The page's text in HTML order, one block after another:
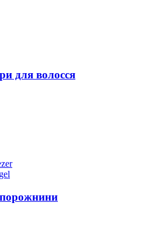
для волосся
порожнини